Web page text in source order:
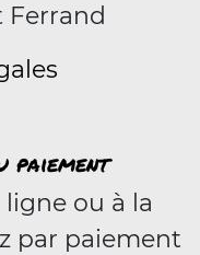
Ferrand
paiement
ou à la
par paiement